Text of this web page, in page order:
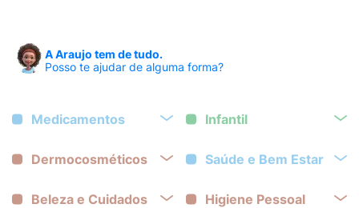
A Araujo tem de tudo.
Posso te ajudar de alguma forma?
Medicamentos Infantil
Dermocosméticos Saúde e Bem Estar
Beleza e Cuidados Higiene Pessoal